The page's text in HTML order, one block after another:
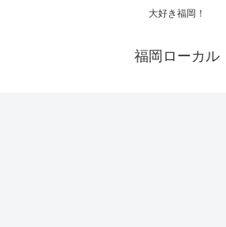
大好き福岡！
福岡ローカル